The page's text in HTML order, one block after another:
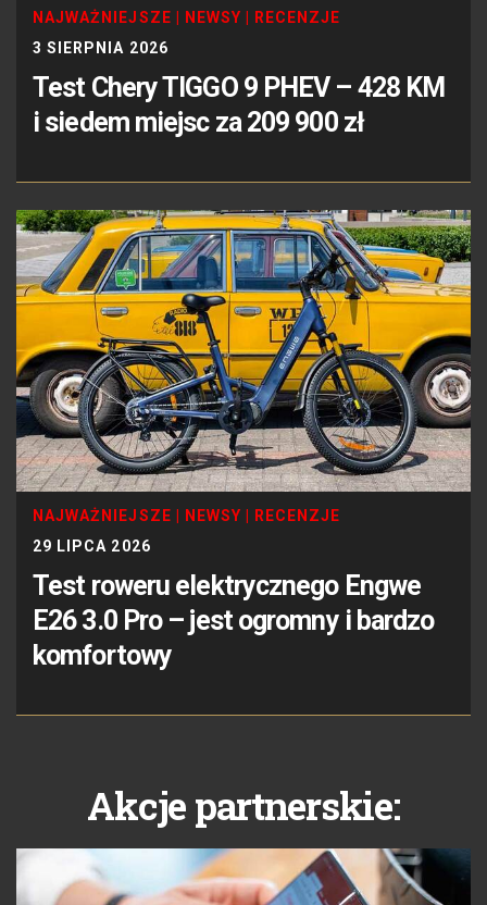
NAJWAŻNIEJSZE NEWSY
RECENZJE
3 SIERPNIA 2026
Test Chery TIGGO 9 PHEV – 428 KM
i siedem miejsc za 209 900 zł
NAJWAŻNIEJSZE NEWSY
RECENZJE
29 LIPCA 2026
Test roweru elektrycznego Engwe
E26 3.0 Pro – jest ogromny i bardzo
komfortowy
Akcje partnerskie: